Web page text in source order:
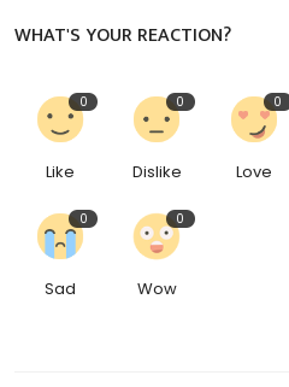
WHAT'S YOUR REACTION?
0
Like
0
Dislike
0
Love
0
Sad
0
Wow